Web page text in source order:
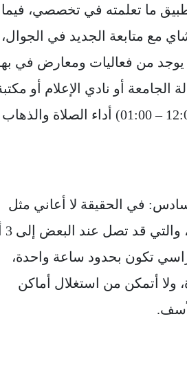
لتطبيق ما تعلمته في تخصصي، فيما
وكوبًا من الشاي مع متابعة الجديد في الجوال،
على ما يوجد من فعاليات ومعارض في
الجامعة أو نادي الإعلام أو
الملك سلمان لتنفيذ بعض المهام، وأخيرًا يوم الخميس (الساعة 12:00 – 01:00) أداء الصلاة والذهاب
في الحقيقة لا أعاني مثل
أغلب
تكون بحدود ساعة واحدة،
ولا أتمكن من استغلال أماكن